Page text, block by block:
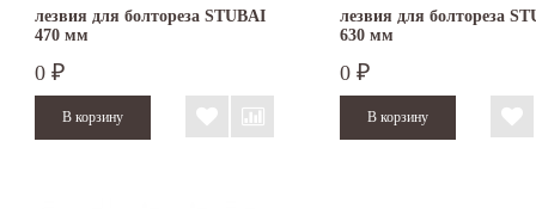
лезвия для болтореза STUBAI
470 мм
0 ₽
лезвия для болтореза
630 мм
0 ₽